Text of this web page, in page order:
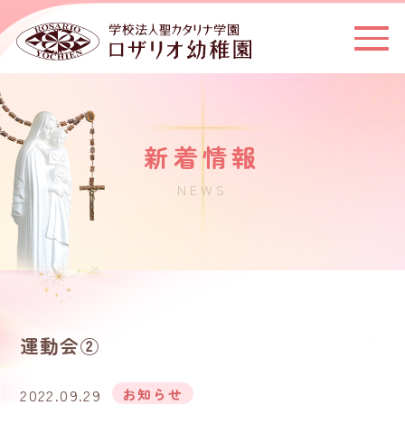
新着情報
NEWS
運動会②
2022.09.29 お知らせ